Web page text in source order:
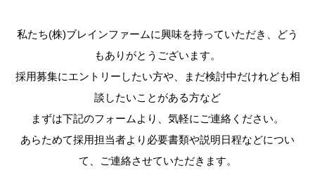
私たち(株)ブレインファームに興味を持っていただき、どう
もありがとうございます。
採用募集にエントリーしたい方や、まだ検討中だけれども相
談したいことがある方など
まずは下記のフォームより、気軽にご連絡ください。
あらためて採用担当者より必要書類や説明日程などについ
て、ご連絡させていただきます。